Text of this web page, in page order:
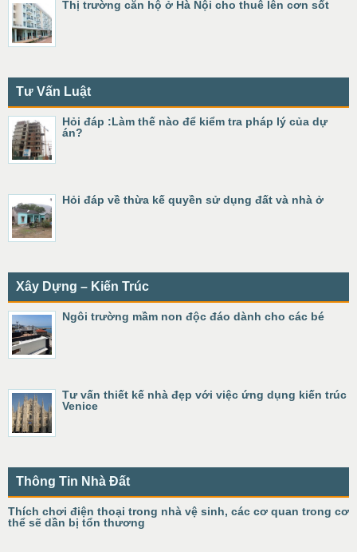
Thị trường căn hộ ở Hà Nội cho thuê lên cơn sốt
Tư Vấn Luật
Hỏi đáp :Làm thế nào để kiểm tra pháp lý của dự
án?
Hỏi đáp về thừa kế quyền sử dụng đất và nhà ở
Xây Dựng – Kiến Trúc
Ngôi trường mầm non độc đáo dành cho các bé
Tư vấn thiết kế nhà đẹp với việc ứng dụng kiến trúc
Venice
Thông Tin Nhà Đất
Thích chơi điện thoại trong nhà vệ sinh, các cơ quan trong cơ
thể sẽ dần bị tổn thương